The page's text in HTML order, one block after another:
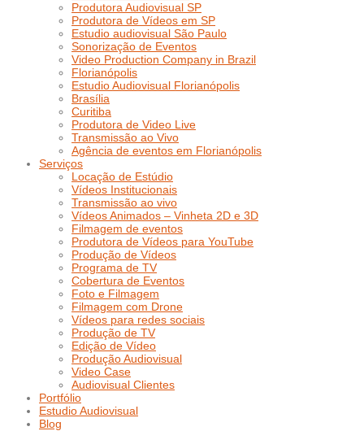
Produtora Audiovisual SP
Produtora de Vídeos em SP
Estudio audiovisual São Paulo
Sonorização de Eventos
Video Production Company in Brazil
Florianópolis
Estudio Audiovisual Florianópolis
Brasília
Curitiba
Produtora de Video Live
Transmissão ao Vivo
Agência de eventos em Florianópolis
Serviços
Locação de Estúdio
Vídeos Institucionais
Transmissão ao vivo
Vídeos Animados – Vinheta 2D e 3D
Filmagem de eventos
Produtora de Vídeos para YouTube
Produção de Vídeos
Programa de TV
Cobertura de Eventos
Foto e Filmagem
Filmagem com Drone
Vídeos para redes sociais
Produção de TV
Edição de Vídeo
Produção Audiovisual
Video Case
Audiovisual Clientes
Portfólio
Estudio Audiovisual
Blog